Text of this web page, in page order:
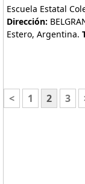
Escuela Estatal
Dirección:
Estero, Argentina.
< 1 2 3